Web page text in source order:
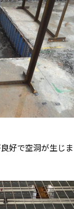
好で空洞が生じま